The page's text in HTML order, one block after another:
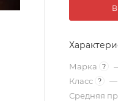
Марка ?
Класс ? —
Средняя